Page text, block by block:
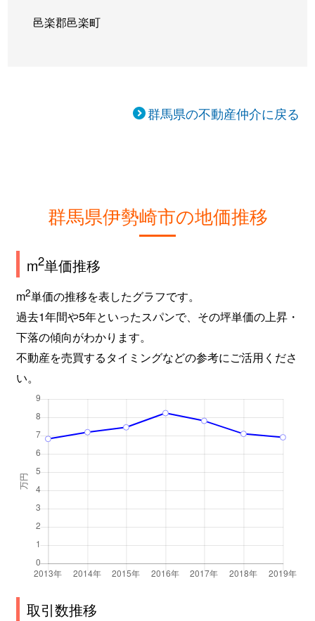
邑楽郡邑楽町
群馬県の不動産仲介に戻る
群馬県伊勢崎市の地価推移
m2単価推移
m2単価の推移を表したグラフです。
過去1年間や5年といったスパンで、その坪単価の上昇・
下落の傾向がわかります。
不動産を売買するタイミングなどの参考にご活用くださ
い。
取引数推移